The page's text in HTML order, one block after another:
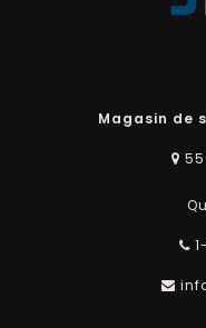
Magasin de